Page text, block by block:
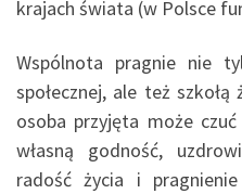
krajach świata (w Polsce
Wspólnota pragnie nie
społecznej, ale też
osoba przyjęta może
własną godność,
radość życia i